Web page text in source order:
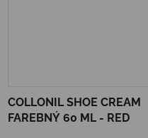
COLLONIL SHOE CREAM
FAREBNÝ 60 ML - RED